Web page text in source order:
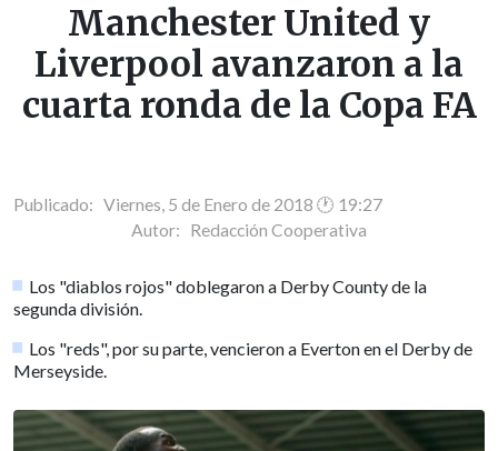
Manchester United y
Liverpool avanzaron a la
cuarta ronda de la Copa FA
Publicado: Viernes, 5 de Enero de 2018 🕐 19:27
Autor: Redacción Cooperativa
Los "diablos rojos" doblegaron a Derby County de la
segunda división.
Los "reds", por su parte, vencieron a Everton en el Derby de
Merseyside.